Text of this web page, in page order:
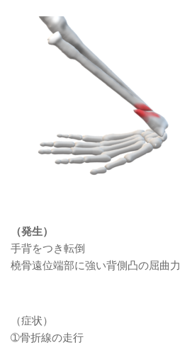
（発生）
手背をつき転倒
橈骨遠位端部に強い背側凸の屈曲力
（症状）
➀骨折線の走行